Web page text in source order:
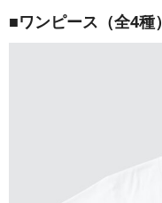
■ワンピース（全4種）